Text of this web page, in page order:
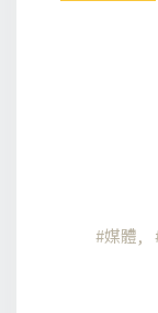
媒體